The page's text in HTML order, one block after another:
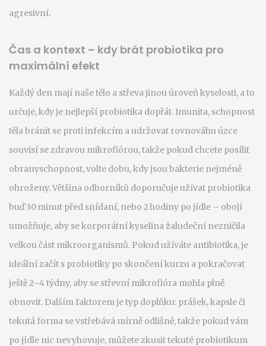
agresivní.
Čas a kontext – kdy brát probiotika pro
maximální efekt
Každý den mají naše tělo a střeva jinou úroveň kyselosti, a to
určuje, kdy je nejlepší probiotika dopřát. Imunita, schopnost
těla bránit se proti infekcím a udržovat rovnováhuúzce
souvisí se zdravou mikroflórou, takže pokud chcete posílit
obranyschopnost, volte dobu, kdy jsou bakterie nejméně
ohroženy. Většina odborníků doporučuje užívat probiotika
buď 30 minut před snídaní, nebo 2 hodiny po jídle – obojí
umožňuje, aby se korporátní kyselina žaludeční nezničila
velkou část mikroorganismů. Pokud užíváte antibiotika, je
ideální začít s probiotiky po skončení kurzu a pokračovat
ještě 2–4 týdny, aby se střevní mikroflóra mohla plně
obnovit. Dalším faktorem je typ doplňku: prášek, kapsle či
tekutá forma se vstřebává mírně odlišně, takže pokud vám
po jídle nic nevyhovuje, můžete zkusit tekuté probiotikum